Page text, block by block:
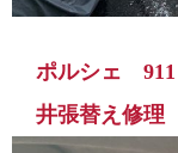
ポルシェ
井張替え修理